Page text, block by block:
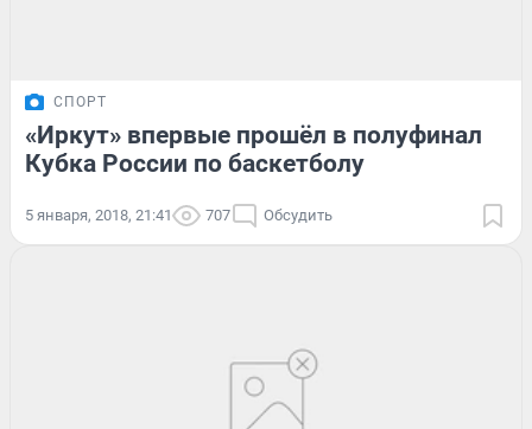
СПОРТ
«Иркут» впервые прошёл в полуфинал
Кубка России по баскетболу
5 января, 2018, 21:41 707 Обсудить